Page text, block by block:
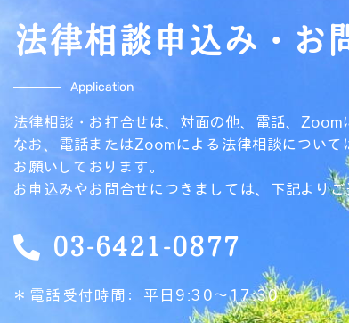
法律相談申込み・お
Application
法律相談・お打合せは、対面の他、電話、Zoom
なお、電話またはZoomによる法律相談につい
お願いしております。
お申込みやお問合せにつきましては、下記より
03-6421-0877
＊電話受付時間：平日9:30～17:30